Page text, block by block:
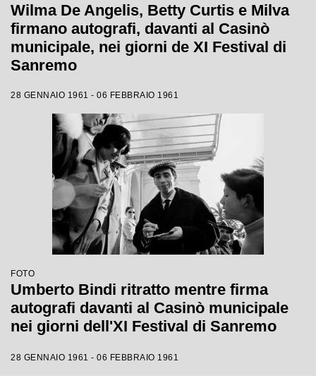
Wilma De Angelis, Betty Curtis e Milva
firmano autografi, davanti al Casinò
municipale, nei giorni de XI Festival di
Sanremo
28 GENNAIO 1961 - 06 FEBBRAIO 1961
FOTO
Umberto Bindi ritratto mentre firma
autografi davanti al Casinò municipale
nei giorni dell'XI Festival di Sanremo
28 GENNAIO 1961 - 06 FEBBRAIO 1961